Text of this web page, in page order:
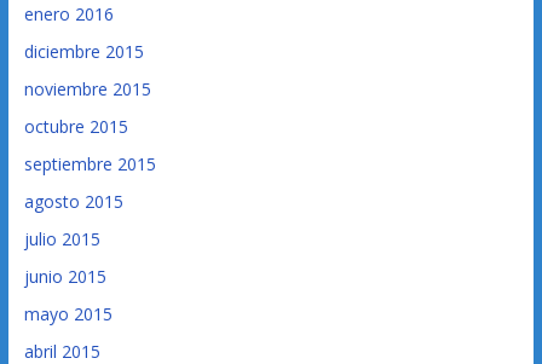
enero 2016
diciembre 2015
noviembre 2015
octubre 2015
septiembre 2015
agosto 2015
julio 2015
junio 2015
mayo 2015
abril 2015